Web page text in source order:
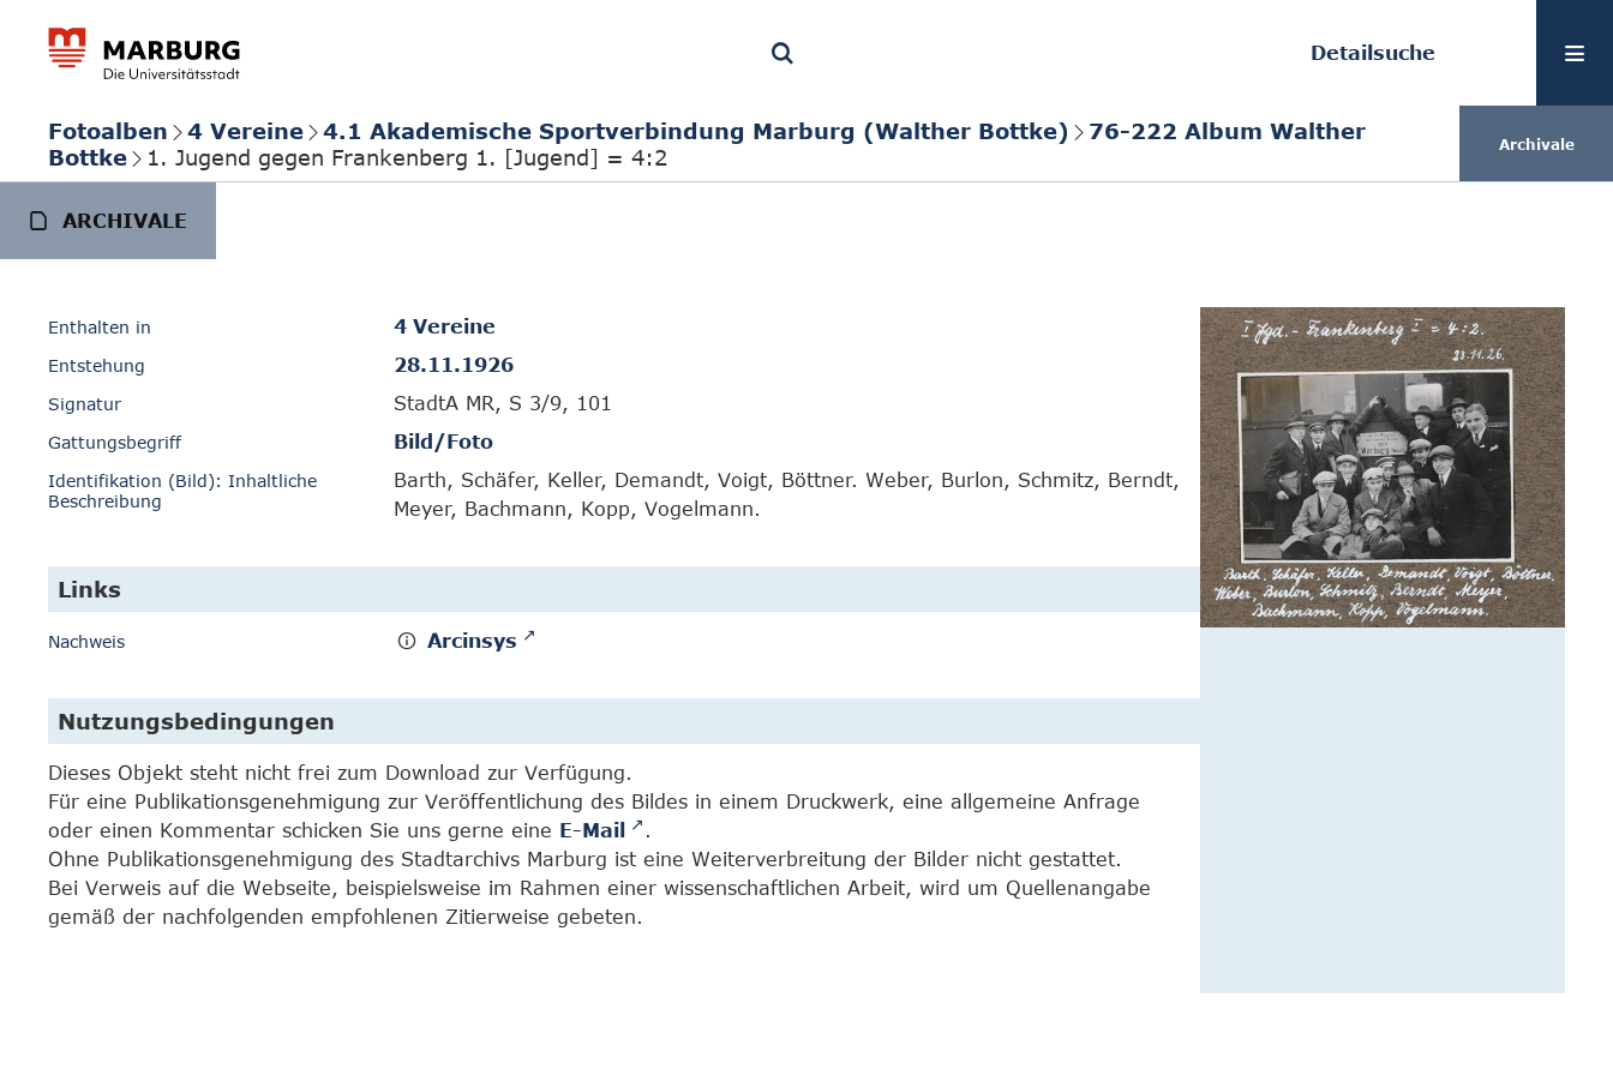
Detailsuche
Fotoalben 4 Vereine 4.1 Akademische Sportverbindung Marburg (Walther Bottke)
76-222 Album Walther
Bottke
1. Jugend gegen Frankenberg 1. [Jugend] = 4:2 Archivale
ARCHIVALE
Enthalten in 4 Vereine
Entstehung 28.11.1926
Signatur StadtA MR, S 3/9, 101
Gattungsbegriff Bild/Foto
Identifikation (Bild): Inhaltliche
Beschreibung
Barth, Schäfer, Keller, Demandt, Voigt, Böttner. Weber, Burlon, Schmitz, Berndt,
Meyer, Bachmann, Kopp, Vogelmann.
Links
Nachweis Arcinsys
Nutzungsbedingungen
Dieses Objekt steht nicht frei zum Download zur Verfügung.
Für eine Publikationsgenehmigung zur Veröffentlichung des Bildes in einem Druckwerk, eine allgemeine Anfrage
oder einen Kommentar schicken Sie uns gerne eine E-Mail
.
Ohne Publikationsgenehmigung des Stadtarchivs Marburg ist eine Weiterverbreitung der Bilder nicht gestattet.
Bei Verweis auf die Webseite, beispielsweise im Rahmen einer wissenschaftlichen Arbeit, wird um Quellenangabe
gemäß der nachfolgenden empfohlenen Zitierweise gebeten.